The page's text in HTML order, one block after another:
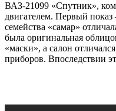
ВАЗ-21099 «Спутник»,
двигателем. Первый
семейства «самар»
была оригинальная
«маски», а салон
приборов. Впоследствии